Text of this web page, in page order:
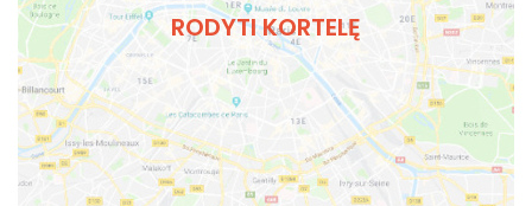
RODYTI KORTELĘ